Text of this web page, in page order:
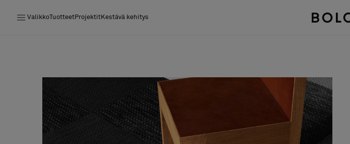
ValikkoTuotteetProjektitKestävä kehitys
Kestävä kehitys
Asennus